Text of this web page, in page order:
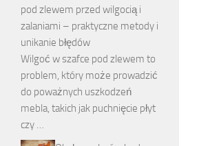
pod zlewem przed wilgocią i
zalaniami – praktyczne metody i
unikanie błędów
Wilgoć w szafce pod zlewem to
problem, który może prowadzić
do poważnych uszkodzeń
mebla, takich jak puchnięcie płyt
czy …